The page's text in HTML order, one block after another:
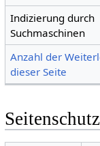
Indizierung durch
Suchmaschinen
Anzahl der
dieser Seite
Seitenschutz